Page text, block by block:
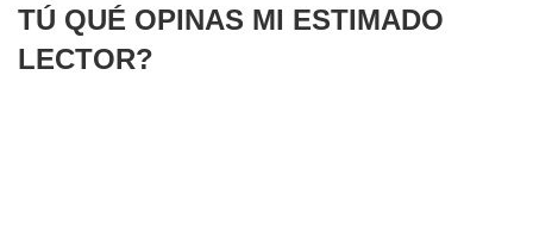
TÚ QUÉ OPINAS MI ESTIMADO
LECTOR?